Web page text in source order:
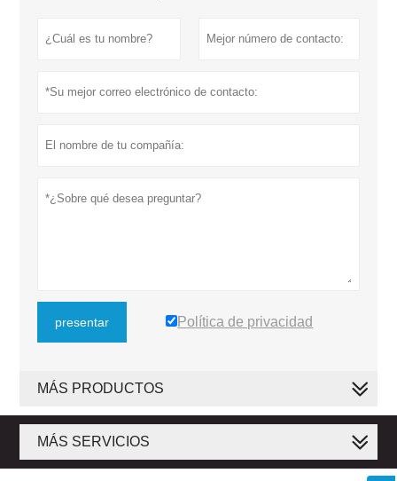
presentar Política de privacidad
MÁS PRODUCTOS
MÁS SERVICIOS